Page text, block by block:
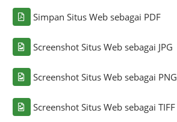
Simpan Situs Web sebagai PDF
Screenshot Situs Web sebagai JPG
Screenshot Situs Web sebagai PNG
Screenshot Situs Web sebagai TIFF